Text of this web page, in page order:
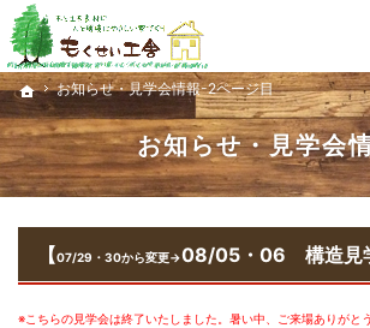
ホーム
お知らせ・見学会情報-2ページ目
お知らせ・見学会
親切丁寧な仕事が評判です。新築一戸建て・工務店（大分）
新築一戸建て・工務店（大分）なら、もくせい工舎で家づくり
【07/29・30から変更→08/05・06 構造見
※こちらの見学会は終了いたしました。暑い中、ご来場ありがと
ホーム
お知らせ・見学会情報-2ページ目